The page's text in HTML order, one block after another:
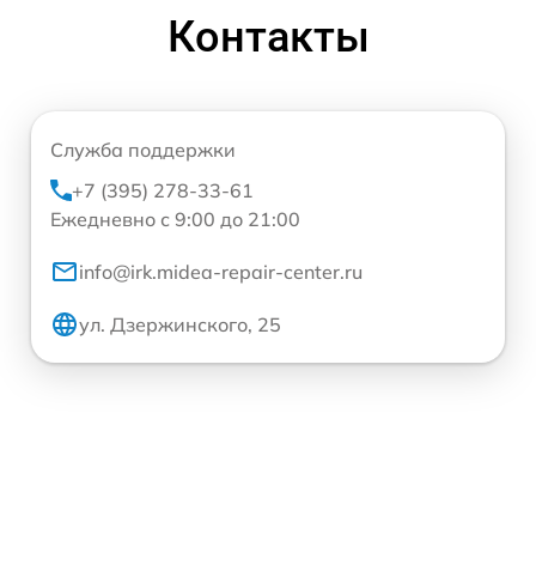
Контакты
Служба поддержки
+7 (395) 278-33-61
Ежедневно с 9:00 до 21:00
info@irk.midea-repair-center.ru
ул. Дзержинского, 25